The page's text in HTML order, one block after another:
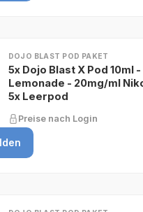
DOJO BLAST POD PAKET
5x Dojo Blast X Pod 10ml -
Lemonade - 20mg/ml
5x Leerpod
Preise nach Login